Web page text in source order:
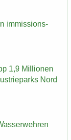
im­mis­si­ons­
1,9 Mil­lio­nen
Nord